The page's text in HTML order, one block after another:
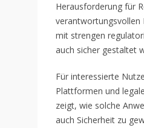
Herausforderung für
verantwortungsvollen
mit strengen
auch sicher gestaltet
Für interessierte
Plattformen und
zeigt, wie solche
auch Sicherheit zu